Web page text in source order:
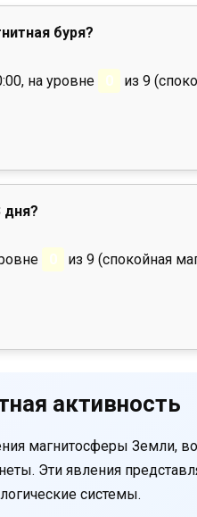
буря?
на уровне 0 из 9
дня?
0 из 9 (спокойная
активность
магнитосферы Земли,
Эти явления
системы.